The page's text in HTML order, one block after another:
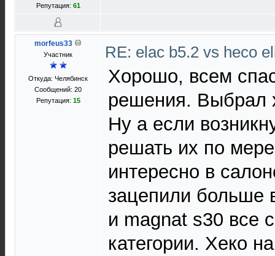
Репутация: 61
morfeus33
Участник
Откуда: Челябинск
Сообщений: 20
Репутация: 15
RE: elac b5.2 vs heco
Хорошо, всем
решения. Выбрал
Ну а если
решать их по
интересно в
зацепили больше
и magnat s30 все
категории. Хеко